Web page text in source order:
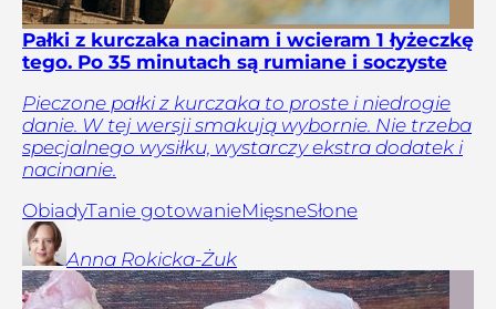
Pałki z kurczaka nacinam i wcieram 1 łyżeczkę
tego. Po 35 minutach są rumiane i soczyste
Pieczone pałki z kurczaka to proste i niedrogie
danie. W tej wersji smakują wybornie. Nie trzeba
specjalnego wysiłku, wystarczy ekstra dodatek i
nacinanie.
ObiadyTanie gotowanieMięsneSłone
Anna Rokicka-Żuk